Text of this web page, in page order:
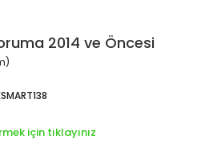
2014 ve Öncesi
için tıklayınız